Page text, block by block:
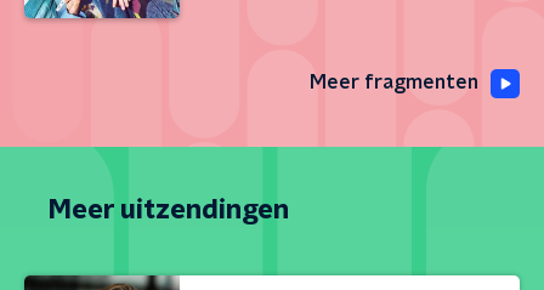
Meer fragmenten
Meer uitzendingen